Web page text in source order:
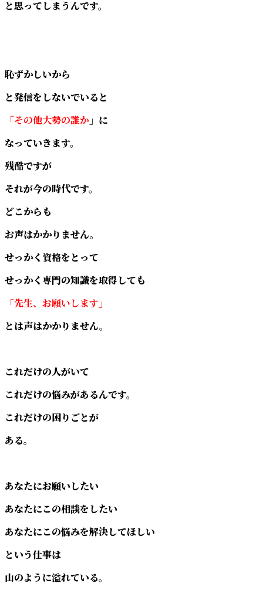
と思ってしまうんです。
恥ずかしいから
と発信をしないでいると
「その他大勢の誰か 」に
なっていきます。
残酷ですが
それが今の時代です。
どこからも
お声はかかりません。
せっかく資格をとって
せっかく専門の知識を取得しても
「先生、お願いします」
とは声はかかりません。
これだけの人がいて
これだけの悩みがあるんです。
これだけの困りごとが
ある。
あなたにお願いしたい
あなたにこの相談をしたい
あなたにこの悩みを解決してほしい
という仕事は
山のように溢れている。